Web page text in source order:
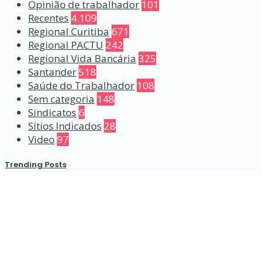
Opinião de trabalhador 101
Recentes 4.109
Regional Curitiba 671
Regional PACTU 242
Regional Vida Bancária 325
Santander518
Saúde do Trabalhador 108
Sem categoria 148
Sindicatos 6
Sítios Indicados 28
Video 97
Trending Posts